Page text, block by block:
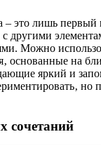
– это лишь
с другими
Можно
основанные на
яркий и
но
сочетаний